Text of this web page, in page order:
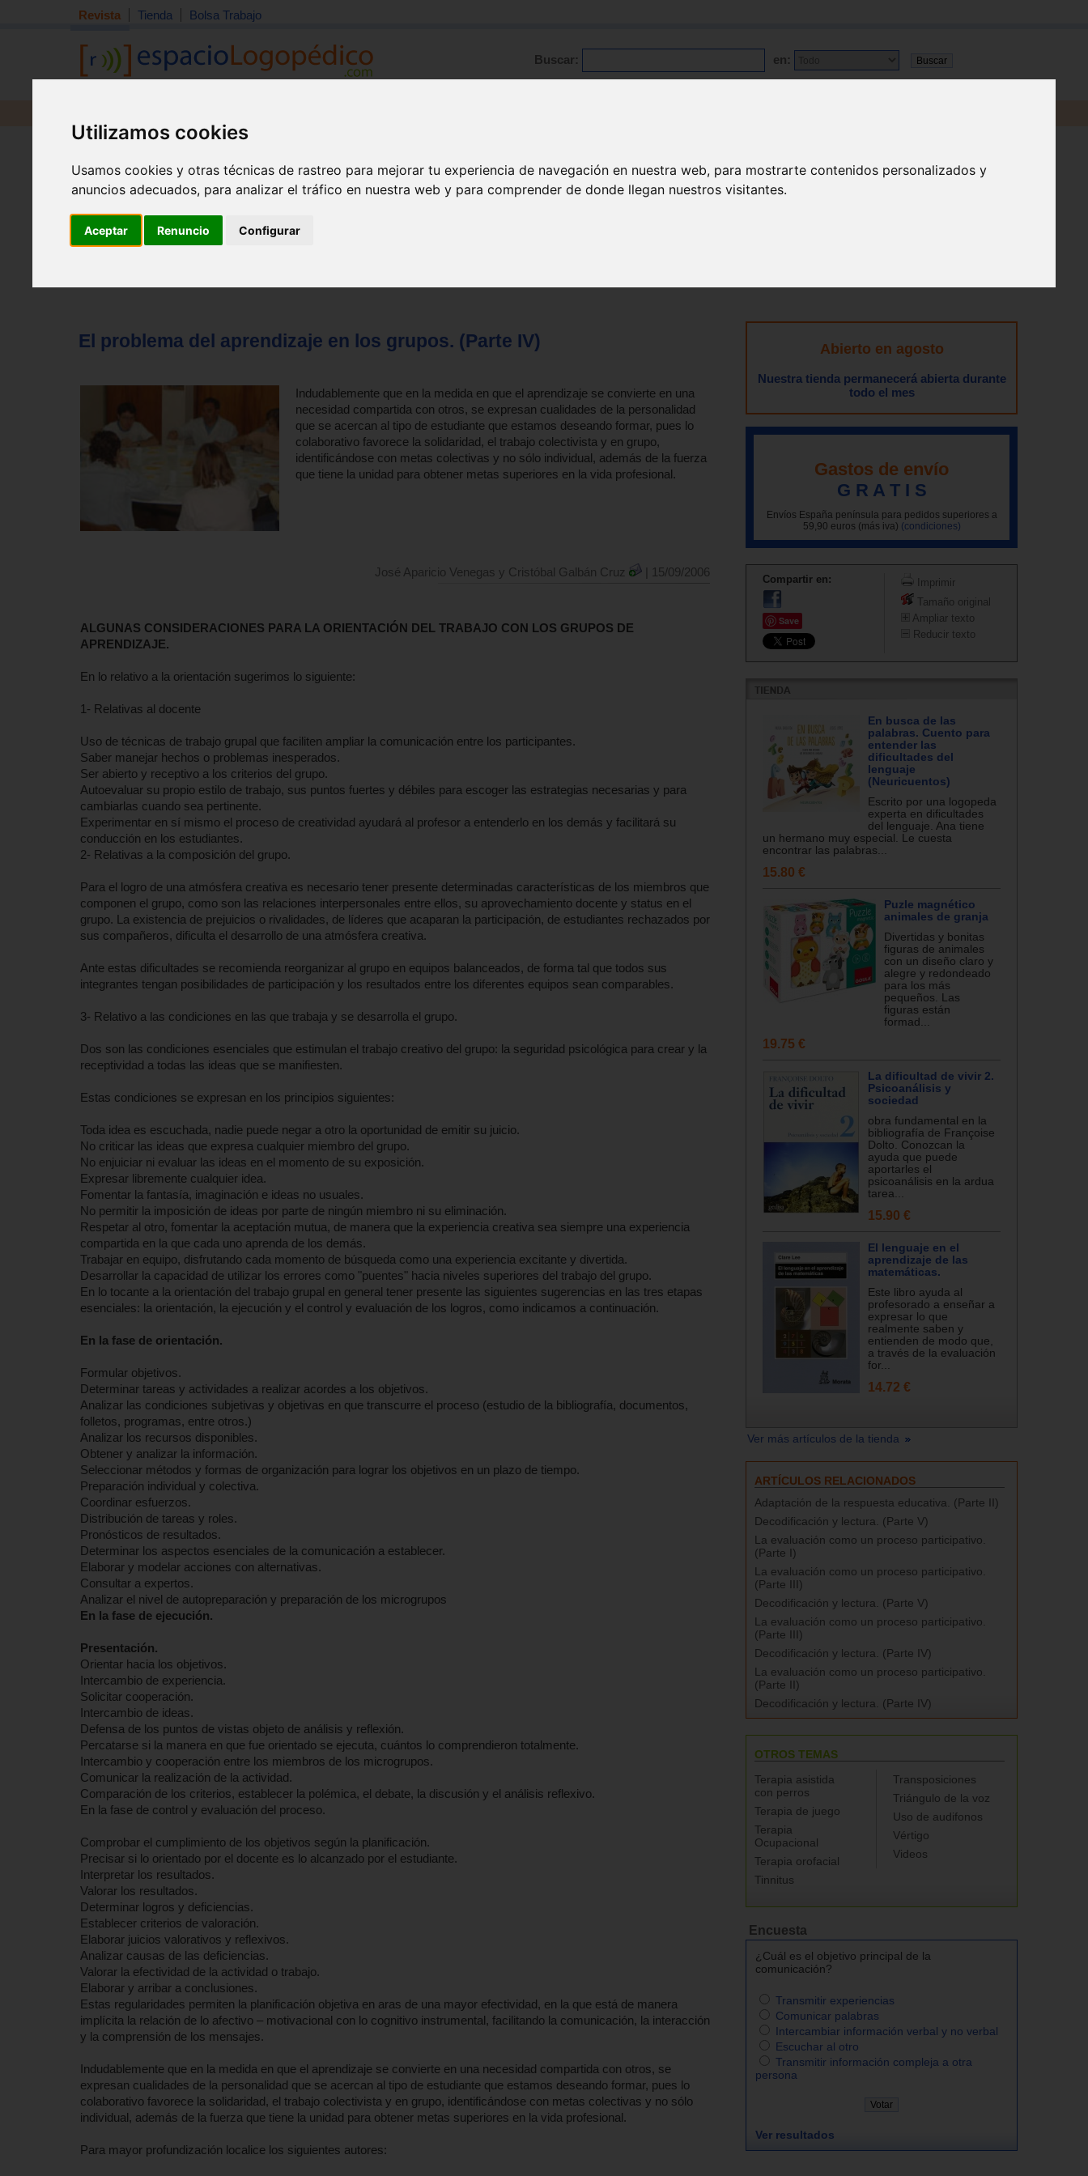
Utilizamos cookies
Usamos cookies y otras técnicas de rastreo para mejorar tu experiencia de navegación en nuestra web, para mostrarte contenidos personalizados y
anuncios adecuados, para analizar el tráfico en nuestra web y para comprender de donde llegan nuestros visitantes.
Aceptar Renuncio Configurar
Revista Tienda Bolsa Trabajo
Buscar: en:
Tema quincena|Detección|Orientación
Inicio> Revista
El problema del aprendizaje en los grupos. (Parte IV)
Indudablemente que en la medida en que el aprendizaje se convierte en una
necesidad compartida con otros, se expresan cualidades de la personalidad
que se acercan al tipo de estudiante que estamos deseando formar, pues lo
colaborativo favorece la solidaridad, el trabajo colectivista y en grupo,
identificándose con metas colectivas y no sólo individual, además de la fuerza
que tiene la unidad para obtener metas superiores en la vida profesional.
José Aparicio Venegas y Cristóbal Galbán Cruz | 15/09/2006
ALGUNAS CONSIDERACIONES PARA LA ORIENTACIÓN DEL TRABAJO CON LOS GRUPOS DE
APRENDIZAJE.
En lo relativo a la orientación sugerimos lo siguiente:
1- Relativas al docente
Uso de técnicas de trabajo grupal que faciliten ampliar la comunicación entre los participantes.
Saber manejar hechos o problemas inesperados.
Ser abierto y receptivo a los criterios del grupo.
Autoevaluar su propio estilo de trabajo, sus puntos fuertes y débiles para escoger las estrategias necesarias y para
cambiarlas cuando sea pertinente.
Experimentar en sí mismo el proceso de creatividad ayudará al profesor a entenderlo en los demás y facilitará su
conducción en los estudiantes.
2- Relativas a la composición del grupo.
Para el logro de una atmósfera creativa es necesario tener presente determinadas características de los miembros que
componen el grupo, como son las relaciones interpersonales entre ellos, su aprovechamiento docente y status en el
grupo. La existencia de prejuicios o rivalidades, de líderes que acaparan la participación, de estudiantes rechazados por
sus compañeros, dificulta el desarrollo de una atmósfera creativa.
Ante estas dificultades se recomienda reorganizar al grupo en equipos balanceados, de forma tal que todos sus
integrantes tengan posibilidades de participación y los resultados entre los diferentes equipos sean comparables.
3- Relativo a las condiciones en las que trabaja y se desarrolla el grupo.
Dos son las condiciones esenciales que estimulan el trabajo creativo del grupo: la seguridad psicológica para crear y la
receptividad a todas las ideas que se manifiesten.
Estas condiciones se expresan en los principios siguientes:
Toda idea es escuchada, nadie puede negar a otro la oportunidad de emitir su juicio.
No criticar las ideas que expresa cualquier miembro del grupo.
No enjuiciar ni evaluar las ideas en el momento de su exposición.
Expresar libremente cualquier idea.
Fomentar la fantasía, imaginación e ideas no usuales.
No permitir la imposición de ideas por parte de ningún miembro ni su eliminación.
Respetar al otro, fomentar la aceptación mutua, de manera que la experiencia creativa sea siempre una experiencia
compartida en la que cada uno aprenda de los demás.
Trabajar en equipo, disfrutando cada momento de búsqueda como una experiencia excitante y divertida.
Desarrollar la capacidad de utilizar los errores como "puentes" hacia niveles superiores del trabajo del grupo.
En lo tocante a la orientación del trabajo grupal en general tener presente las siguientes sugerencias en las tres etapas
esenciales: la orientación, la ejecución y el control y evaluación de los logros, como indicamos a continuación.
En la fase de orientación.
Formular objetivos.
Determinar tareas y actividades a realizar acordes a los objetivos.
Analizar las condiciones subjetivas y objetivas en que transcurre el proceso (estudio de la bibliografía, documentos,
folletos, programas, entre otros.)
Analizar los recursos disponibles.
Obtener y analizar la información.
Seleccionar métodos y formas de organización para lograr los objetivos en un plazo de tiempo.
Preparación individual y colectiva.
Coordinar esfuerzos.
Distribución de tareas y roles.
Pronósticos de resultados.
Determinar los aspectos esenciales de la comunicación a establecer.
Elaborar y modelar acciones con alternativas.
Consultar a expertos.
Analizar el nivel de autopreparación y preparación de los microgrupos
En la fase de ejecución.
Presentación.
Orientar hacia los objetivos.
Intercambio de experiencia.
Solicitar cooperación.
Intercambio de ideas.
Defensa de los puntos de vistas objeto de análisis y reflexión.
Percatarse si la manera en que fue orientado se ejecuta, cuántos lo comprendieron totalmente.
Intercambio y cooperación entre los miembros de los microgrupos.
Comunicar la realización de la actividad.
Comparación de los criterios, establecer la polémica, el debate, la discusión y el análisis reflexivo.
En la fase de control y evaluación del proceso.
Comprobar el cumplimiento de los objetivos según la planificación.
Precisar si lo orientado por el docente es lo alcanzado por el estudiante.
Interpretar los resultados.
Valorar los resultados.
Determinar logros y deficiencias.
Establecer criterios de valoración.
Elaborar juicios valorativos y reflexivos.
Analizar causas de las deficiencias.
Valorar la efectividad de la actividad o trabajo.
Elaborar y arribar a conclusiones.
Estas regularidades permiten la planificación objetiva en aras de una mayor efectividad, en la que está de manera
implícita la relación de lo afectivo – motivacional con lo cognitivo instrumental, facilitando la comunicación, la interacción
y la comprensión de los mensajes.
Indudablemente que en la medida en que el aprendizaje se convierte en una necesidad compartida con otros, se
expresan cualidades de la personalidad que se acercan al tipo de estudiante que estamos deseando formar, pues lo
colaborativo favorece la solidaridad, el trabajo colectivista y en grupo, identificándose con metas colectivas y no sólo
individual, además de la fuerza que tiene la unidad para obtener metas superiores en la vida profesional.
Para mayor profundización localice los siguientes autores:
Abierto en agosto
Nuestra tienda permanecerá abierta durante
todo el mes
Gastos de envío
G R A T I S
Envíos España península para pedidos superiores a
59,90 euros (más iva) (condiciones)
Compartir en:
Save
Imprimir
Tamaño original
Ampliar texto
Reducir texto
En busca de las
palabras. Cuento para
entender las
dificultades del
lenguaje
(Neuricuentos)
Escrito por una logopeda
experta en dificultades
del lenguaje. Ana tiene
un hermano muy especial. Le cuesta
encontrar las palabras...
15.80 €
Puzle magnético
animales de granja
Divertidas y bonitas
figuras de animales
con un diseño claro y
alegre y redondeado
para los más
pequeños. Las
figuras están
formad...
19.75 €
La dificultad de vivir 2.
Psicoanálisis y
sociedad
obra fundamental en la
bibliografía de Françoise
Dolto. Conozcan la
ayuda que puede
aportarles el
psicoanálisis en la ardua
tarea...
15.90 €
El lenguaje en el
aprendizaje de las
matemáticas.
Este libro ayuda al
profesorado a enseñar a
expresar lo que
realmente saben y
entienden de modo que,
a través de la evaluación
for...
14.72 €
Ver más artículos de la tienda
ARTÍCULOS RELACIONADOS
Adaptación de la respuesta educativa. (Parte II)
Decodificación y lectura. (Parte V)
La evaluación como un proceso participativo.
(Parte I)
La evaluación como un proceso participativo.
(Parte III)
Decodificación y lectura. (Parte V)
La evaluación como un proceso participativo.
(Parte III)
Decodificación y lectura. (Parte IV)
La evaluación como un proceso participativo.
(Parte II)
Decodificación y lectura. (Parte IV)
OTROS TEMAS
Terapia asistida
con perros
Terapia de juego
Terapia
Ocupacional
Terapia orofacial
Tinnitus
Transposiciones
Triángulo de la voz
Uso de audifonos
Vértigo
Videos
Encuesta
¿Cuál es el objetivo principal de la
comunicación?
Transmitir experiencias
Comunicar palabras
Intercambiar información verbal y no verbal
Escuchar al otro
Transmitir información compleja a otra
persona
Ver resultados